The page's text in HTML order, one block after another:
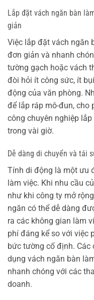
Lắp đặt vách ngăn bàn
giản
Việc lắp đặt vách ngăn
đơn giản và nhanh
tường gạch hoặc vách
đòi hỏi ít công sức, ít
động của văn phòng.
để lắp ráp mô-đun, cho
công chuyên nghiệp
trong vài giờ.
Dễ dàng di chuyển và tái
Tính di động là một ưu
làm việc. Khi nhu cầu
như khi công ty mở
ngăn có thể dễ dàng
ra các không gian làm
phí đáng kể so với việc
bức tường cố định.
dụng vách ngăn bàn
nhanh chóng với các
doanh.